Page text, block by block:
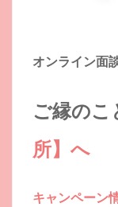
オンライン面
ご縁のこ
所】へ
キャンペーン